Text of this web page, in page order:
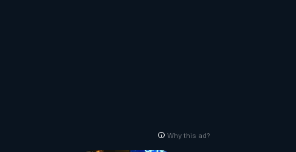
Why this ad?